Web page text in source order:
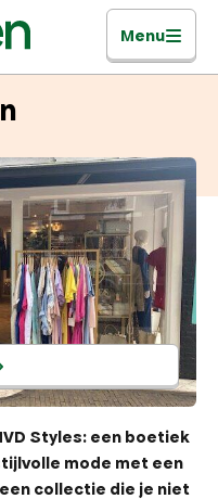
Menu
Styles: een boetiek
mode met een
collectie die je niet